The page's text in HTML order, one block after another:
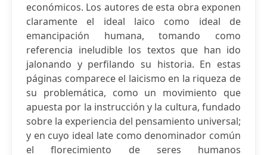
económicos. Los autores de esta obra exponen
claramente el ideal laico como ideal de
emancipación humana, tomando como
referencia ineludible los textos que han ido
jalonando y perfilando su historia. En estas
páginas comparece el laicismo en la riqueza de
su problemática, como un movimiento que
apuesta por la instrucción y la cultura, fundado
sobre la experiencia del pensamiento universal;
y en cuyo ideal late como denominador común
el florecimiento de seres humanos